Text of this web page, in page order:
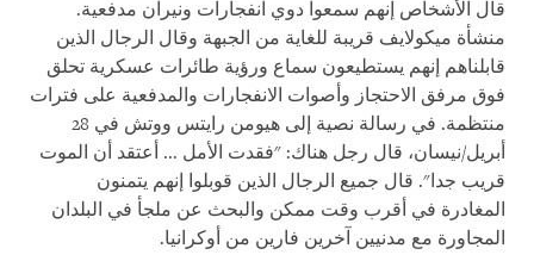
قال الأشخاص إنهم سمعوا دوي انفجارات ونيران مدفعية.
منشأة ميكولايف قريبة للغاية من الجبهة وقال الرجال الذين
قابلناهم إنهم يستطيعون سماع ورؤية طائرات عسكرية تحلق
فوق مرفق الاحتجاز وأصوات الانفجارات والمدفعية على فترات
منتظمة. في رسالة نصية إلى هيومن رايتس ووتش في 28
أبريل/نيسان، قال رجل هناك: "فقدت الأمل ... أعتقد أن الموت
قريب جدا". قال جميع الرجال الذين قوبلوا إنهم يتمنون
المغادرة في أقرب وقت ممكن والبحث عن ملجأ في البلدان
المجاورة مع مدنيين آخرين فارين من أوكرانيا.